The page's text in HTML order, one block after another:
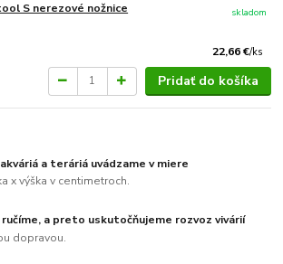
S nerezové nožnice
22,66 €/ks
skladom
Pridať do košíka
a teráriá uvádzame v miere
x výška v centimetroch.
a preto uskutočňujeme rozvoz vivárií
dopravou.